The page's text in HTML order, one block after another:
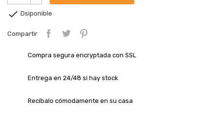
 Dsiponible
Compartir
Compra segura encryptada con SSL
Entrega en 24/48 si hay stock
Recíbalo cómodamente en su casa